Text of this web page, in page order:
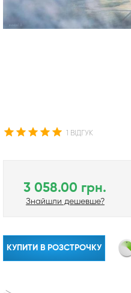
1 ВІДГУК
3 058.00 грн.
Знайшли дешевше?
КУПИТИ В РОЗСТРОЧКУ